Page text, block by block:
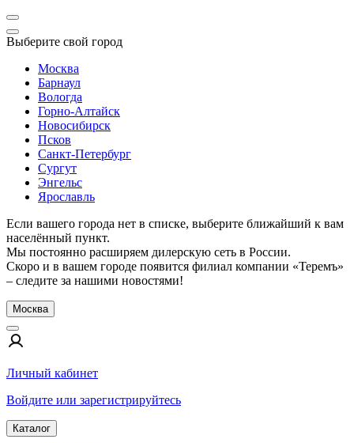
Выберите свой город
Москва
Барнаул
Вологда
Горно-Алтайск
Новосибирск
Псков
Санкт-Петербург
Сургут
Энгельс
Ярославль
Если вашего города нет в списке, выберите ближайший к вам
населённый пункт.
Мы постоянно расширяем дилерскую сеть в России.
Скоро и в вашем городе появится филиал компании «Теремъ»
– следите за нашими новостями!
Москва
Личный кабинет
Войдите или зарегистрируйтесь
Каталог